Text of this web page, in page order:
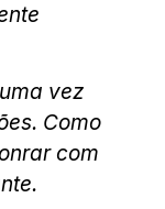
vez
Como
com